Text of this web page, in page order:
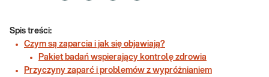
Spis treści:
Czym są zaparcia i jak się objawiają?
Pakiet badań wspierający kontrolę zdrowia
Przyczyny zaparć i problemów z wypróżnianiem